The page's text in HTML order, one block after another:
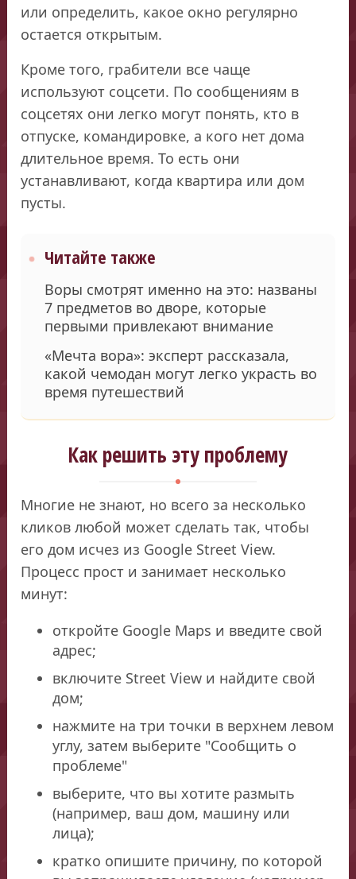
или определить, какое окно регулярно
остается открытым.
Кроме того, грабители все чаще
используют соцсети. По сообщениям в
соцсетях они легко могут понять, кто в
отпуске, командировке, а кого нет дома
длительное время. То есть они
устанавливают, когда квартира или дом
пусты.
Читайте также
Воры смотрят именно на это: названы
7 предметов во дворе, которые
первыми привлекают внимание
«Мечта вора»: эксперт рассказала,
какой чемодан могут легко украсть во
время путешествий
Как решить эту проблему
Многие не знают, но всего за несколько
кликов любой может сделать так, чтобы
его дом исчез из Google Street View.
Процесс прост и занимает несколько
минут:
откройте Google Maps и введите свой
адрес;
включите Street View и найдите свой
дом;
нажмите на три точки в верхнем левом
углу, затем выберите "Сообщить о
проблеме"
выберите, что вы хотите размыть
(например, ваш дом, машину или
лица);
кратко опишите причину, по которой